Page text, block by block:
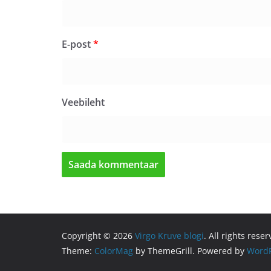
E-post*
Veebileht
Copyright © 2026 Virgo Kruve blogi. All rights
Theme: ColorMag by ThemeGrill. Powered by